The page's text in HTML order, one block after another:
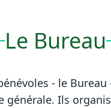
Le Bureau
- le
générale. Ils